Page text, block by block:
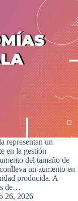
representan un
en la gestión
del tamaño de
un aumento en
producida. A
de…
26, 2026